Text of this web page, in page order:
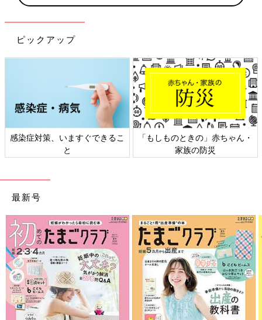
ピックアップ
ん・
日本外来小児科学会リーフレッ
六星占術 細木かおりさんの
相談
最新号